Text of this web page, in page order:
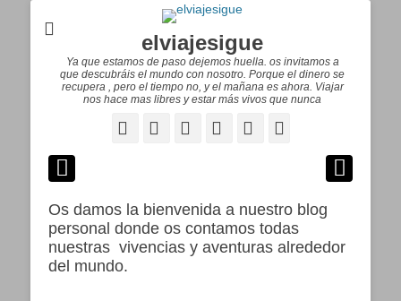
elviajesigue
Ya que estamos de paso dejemos huella. os invitamos a
que descubráis el mundo con nosotro. Porque el dinero se
recupera , pero el tiempo no, y el mañana es ahora. Viajar
nos hace mas libres y estar más vivos que nunca
Facebook
CorreoWordPress
PinterestYouTube
Os damos la bienvenida a nuestro blog
personal donde os contamos todas
nuestras vivencias y aventuras alrededor
del mundo.